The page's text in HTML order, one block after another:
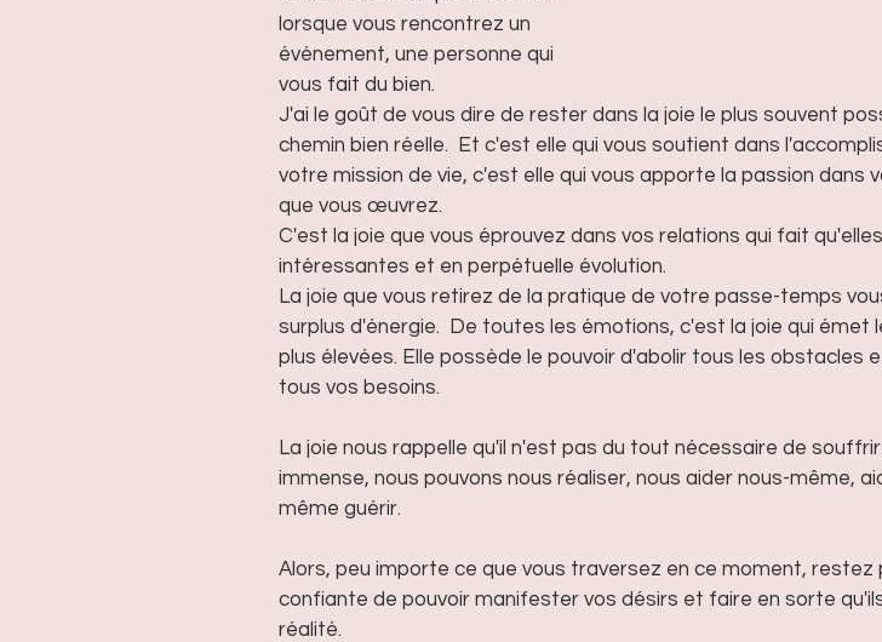
lorsque vous rencontrez un
événement, une personne qui
vous fait du bien.
J'ai le goût de vous dire de rester dans la joie le plus souvent
chemin bien réelle.  Et c'est elle qui vous soutient dans
votre mission de vie, c'est elle qui vous apporte la passion dans
que vous œuvrez.
C'est la joie que vous éprouvez dans vos relations qui fait
intéressantes et en perpétuelle évolution.
La joie que vous retirez de la pratique de votre passe-temps
surplus d'énergie.  De toutes les émotions, c'est la joie qui émet
plus élevées. Elle possède le pouvoir d'abolir tous les obstacles
tous vos besoins.
La joie nous rappelle qu'il n'est pas du tout nécessaire de
immense, nous pouvons nous réaliser, nous aider nous-même,
même guérir.
Alors, peu importe ce que vous traversez en ce moment, restez
confiante de pouvoir manifester vos désirs et faire en sorte
réalité.